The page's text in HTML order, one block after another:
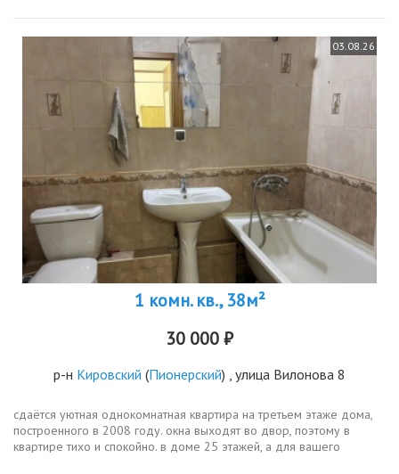
03.08.26
1 комн. кв., 38м²
30 000 ₽
р-н Кировский (Пионерский) , улица Вилонова 8
сдаётся уютная однокомнатная квартира на третьем этаже дома,
построенного в 2008 году. окна выходят во двор, поэтому в
квартире тихо и спокойно. в доме 25 этажей, а для вашего